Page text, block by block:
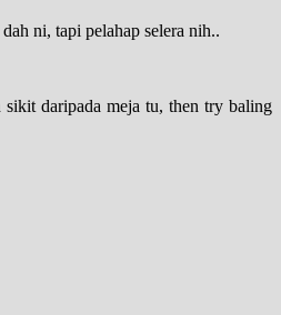
ni, tapi pelahap selera nih..
daripada meja tu, then try baling